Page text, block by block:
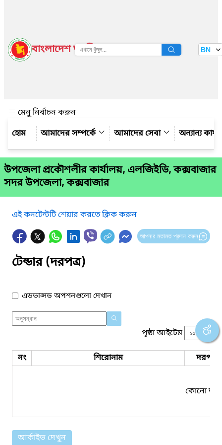
বাংলাদেশ জাতীয় তথ্য বাতায়ন BN
মেনু নির্বাচন করুন
আমাদের সম্পর্কে
আমাদের সেবা অন্যান্য
উপজেলা প্রকৌশলীর কার্যালয়, এলজিইডি, কক্সবাজার
সদর উপজেলা, কক্সবাজার
এই কনটেন্টটি শেয়ার করতে ক্লিক করুন
আপনার মতামত প্রদান করুন
টেন্ডার (দরপত্র)
এডভান্সড অপশনগুলো দেখান
পৃষ্ঠা আইটেম
নং শিরোনাম দরপত্র
কোনো তথ্য
আর্কাইভ দেখুন